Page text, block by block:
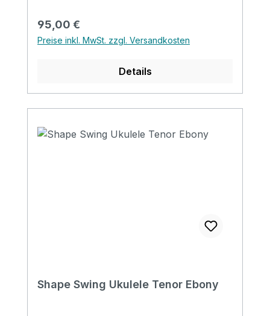
Regulärer Preis:
95,00 €
Preise inkl. MwSt. zzgl. Versandkosten
Details
Shape Swing Ukulele Tenor Ebony